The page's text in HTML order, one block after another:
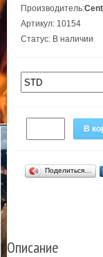
Производитель:
Артикул: 10154
Статус: В наличии
В
Поделиться…
Описание